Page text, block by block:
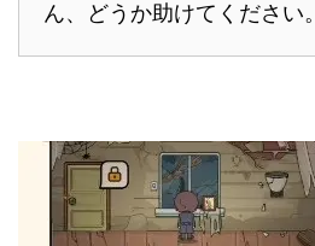
ん、どうか助けてください。